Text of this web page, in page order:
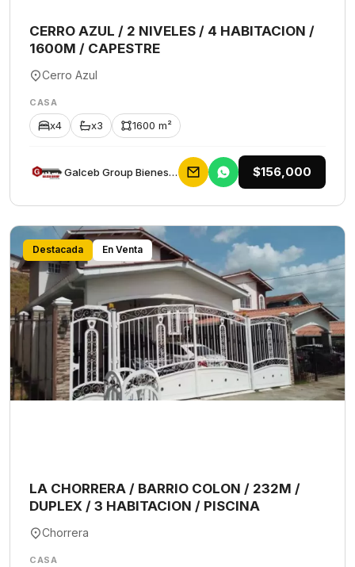
CERRO AZUL / 2 NIVELES / 4 HABITACION /
1600M / CAPESTRE
Cerro Azul
CASA
x4 x3 1600 m²
Galceb Group Bienes Raices $156,000
Destacada En Venta
LA CHORRERA / BARRIO COLON / 232M /
DUPLEX / 3 HABITACION / PISCINA
Chorrera
CASA